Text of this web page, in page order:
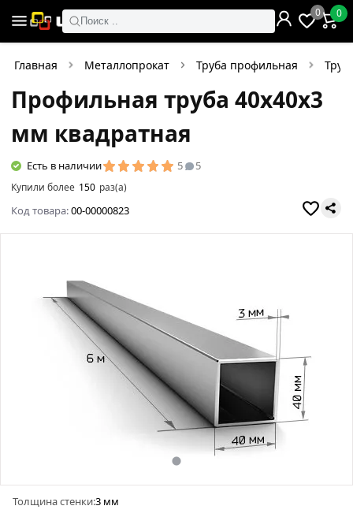
Поиск ..
0 0
Главная Металлопрокат Труба профильная
Профильная труба 40х40х3
мм квадратная
Есть в наличии 5 5
Купили более 150 раз(а)
Код товара:00-00000823
Толщина стенки:3 мм